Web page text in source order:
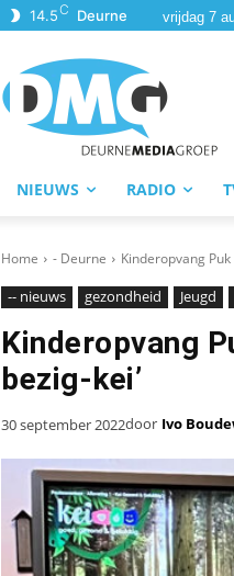
14.5C Deurne vrijdag 7
NIEUWS RADIO
Home - Deurne Kinderopvang
-- nieuws gezondheid Jeugd
Kinderopvang
bezig-kei’
30 september 2022door Ivo